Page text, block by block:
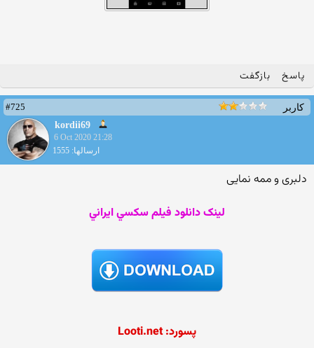
پاسخ بازگفت
کاربر
#725
kordii69
6 Oct 2020 21:28
ارسالها: 1555
دلبری و ممه نمایی
لينک دانلود فيلم سکسي ايراني
پسورد: Looti.net